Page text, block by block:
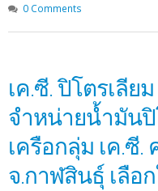
0 Comments
เค.ซี. ปิโตรเลีย
จำหน่ายน้ำมัน
เครือกลุ่ม เค.ซี.
จ.กาฬสินธุ์ เลือ